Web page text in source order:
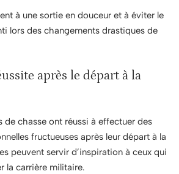
à une sortie en douceur et à éviter le
lors des changements drastiques de
après le départ à la
de chasse ont réussi à effectuer des
fructueuses après leur départ à la
peuvent servir d’inspiration à ceux qui
la carrière militaire.